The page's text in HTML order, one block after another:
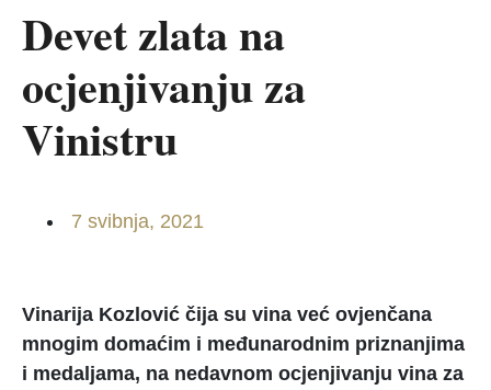
Devet zlata na
ocjenjivanju za
Vinistru
7 svibnja, 2021
Vinarija Kozlović čija su vina već ovjenčana
mnogim domaćim i međunarodnim priznanjima
i medaljama, na nedavnom ocjenjivanju vina za